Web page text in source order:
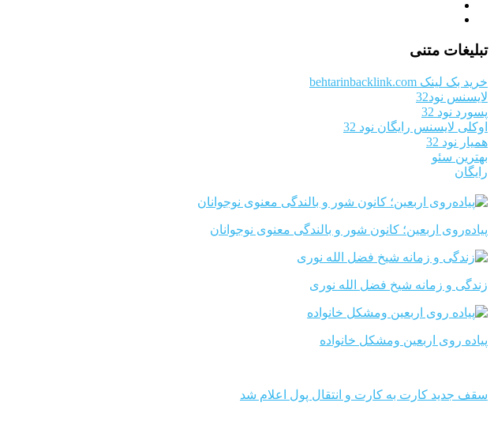
تبلیغات متنی
خرید بک لینک behtarinbacklink.com
لایسنس نود32
پسورد نود 32
اوکلی لایسنس رایگان نود 32
همیار نود 32
بهترین سئو
رایگان
پیاده‌روی اربعین؛ کانون شور و بالندگی معنوی نوجوانان
زندگی و زمانه شیخ فضل الله نوری
پیاده روی اربعین ومشکل خانواده
سقف جدید کارت به کارت و انتقال پول اعلام شد